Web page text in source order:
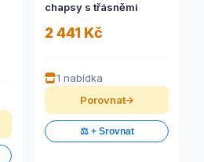
chapsy s třásněmi
2 441 Kč
1 nabídka
Porovnat
⚖️ + Srovnat